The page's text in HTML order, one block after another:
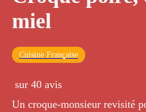
miel
Cuisine Française
sur 40 avis
Un croque-monsieur revisité